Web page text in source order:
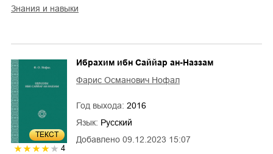
знания и навыки
ТЕКСТ
4
Добавлено 09.12.2023 15:07
Ибрахим ибн Саййар ан-Наззам
Фарис Османович Нофал
Год выхода: 2016
Язык: Русский